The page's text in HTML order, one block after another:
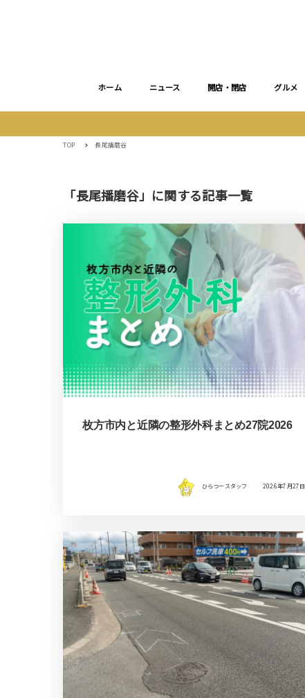
ホーム ニュース 開店・閉店 グルメ
TOP 長尾播磨谷
「長尾播磨谷」に関する記事一覧
枚方市内と近隣の整形外科まとめ27院2026
ひらつースタッフ 2026年7月27日